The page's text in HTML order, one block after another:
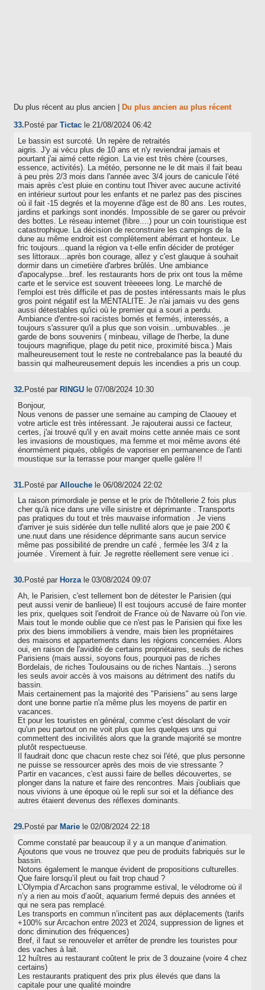
Du plus récent au plus ancien
Du plus ancien au plus récent
33. Posté par Tictac le 21/08/2024 06:42
Le bassin est surcoté. Un repère de retraités
aigris. J'y ai vécu plus de 10 ans et n'y reviendrai jamais et
pourtant j'ai aimé cette région. La vie est très chère (courses,
essence, activités). La météo, personne ne le dit mais il fait beau
à peu près 2/3 mois dans l'année avec 3/4 jours de canicule l'été
mais après c'est pluie en continu tout l'hiver avec aucune activité
en intérieur surtout pour les enfants et ne parlez pas des piscines
où il fait -15 degrés et la moyenne d'âge est de 80 ans. Les routes,
jardins et parkings sont inondés. Impossible de se garer ou prévoir
des bottes. Le réseau internet (fibre....) pour un coin touristique est
catastrophique. La décision de reconstruire les campings de la
dune au même endroit est complètement abérrant et honteux. Le
fric toujours...quand la région va t-elle enfin décider de protéger
ses littoraux...après bon courage, allez y c'est glauque à souhait
dormir dans un cimetière d'arbres brûlés. Une ambiance
d'apocalypse...bref. les restaurants hors de prix ont tous la même
carte et le service est souvent trèeeees long. Le marché de
l'emploi est très difficile et pas de postes intéressants mais le plus
gros point négatif est la MENTALITE. Je n'ai jamais vu des gens
aussi détestables qu'ici où le premier qui a souri a perdu.
Ambiance d'entre-soi racistes bornés et fermés, interessés, a
toujours s'assurer qu'il a plus que son voisin...umbuvables...je
garde de bons souvenirs ( minbeau, village de l'herbe, la dune
toujours magnifique, plage du petit nice, proximité bisca.) Mais
malheureusement tout le reste ne contrebalance pas la beauté du
bassin qui malheureusement depuis les incendies a pris un coup.
32. Posté par RINGU le 07/08/2024 10:30
Bonjour,
Nous venons de passer une semaine au camping de Claouey et
votre article est très intéressant. Je rajouterai aussi ce facteur,
certes, j'ai trouvé qu'il y en avait moins cette année mais ce sont
les invasions de moustiques, ma femme et moi même avons été
énormément piqués, obligés de vaporiser en permanence de l'anti
moustique sur la terrasse pour manger quelle galère !!
31.Posté par Allouche le 06/08/2024 22:02
La raison primordiale je pense et le prix de l'hôtellerie 2 fois plus
cher qu'à nice dans une ville sinistre et déprimante . Transports
pas pratiques du tout et très mauvaise information . Je viens
d'arriver je suis sidérée dun telle nullité alors que je paie 200 €
une.nuut dans une résidence déprimante sans aucun service
même pas possibilité de prendre un café , fermée les 3/4 z la
journée . Virement à fuir. Je regrette réellement sere venue ici .
30. Posté par Horza le 03/08/2024 09:07
Ah, le Parisien, c'est tellement bon de détester le Parisien (qui
peut aussi venir de banlieue) Il est toujours accusé de faire monter
les prix, quelques soit l'endroit de France où de Navarre où l'on vie.
Mais tout le monde oublie que ce n'est pas le Parisien qui fixe les
prix des biens immobiliers à vendre, mais bien les propriétaires
des maisons et appartements dans les régions concernées. Alors
oui, en raison de l'avidité de certains propriétaires, seuls de riches
Parisiens (mais aussi, soyons fous, pourquoi pas de riches
Bordelais, de riches Toulousains ou de riches Nantais...) serons
les seuls avoir accès à vos maisons au détriment des natifs du
bassin.
Mais certainement pas la majorité des "Parisiens" au sens large
dont une bonne partie n'a même plus les moyens de partir en
vacances.
Et pour les touristes en général, comme c'est désolant de voir
qu'un peu partout on ne voit plus que les quelques uns qui
commettent des incivilités alors que la grande majorité se montre
plutôt respectueuse.
Il faudrait donc que chacun reste chez soi l'été, que plus personne
ne puisse se ressourcer après des mois de vie stressante ?
Partir en vacances, c'est aussi faire de belles découvertes, se
plonger dans la nature et faire des rencontres. Mais j'oubliais que
nous vivions à une époque où le repli sur soi et la défiance des
autres étaient devenus des réflexes dominants.
29. Posté par Marie le 02/08/2024 22:18
Comme constaté par beaucoup il y a un manque d’animation.
Ajoutons que vous ne trouvez que peu de produits fabriqués sur le
bassin.
Notons également le manque évident de propositions culturelles.
Que faire lorsqu’il pleut ou fait trop chaud ?
L’Olympia d’Arcachon sans programme estival, le vélodrome où il
n’y a rien au mois d’août, aquarium fermé depuis des années et
qui ne sera pas remplacé.
Les transports en commun n’incitent pas aux déplacements (tarifs
+100% sur Arcachon entre 2023 et 2024, suppression de lignes et
donc diminution des fréquences)
Bref, il faut se renouveler et arrêter de prendre les touristes pour
des vaches à lait.
12 huîtres au restaurant coûtent le prix de 3 douzaine (voire 4 chez
certains)
Les restaurants pratiquent des prix plus élevés que dans la
capitale pour une qualité moindre